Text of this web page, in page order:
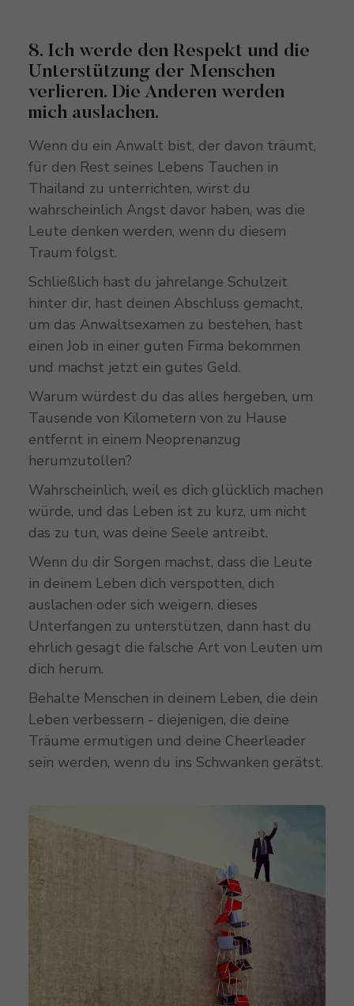
8. Ich werde den Respekt und die
Unterstützung der Menschen
verlieren. Die Anderen werden
mich auslachen.
Wenn du ein Anwalt bist, der davon träumt,
für den Rest seines Lebens Tauchen in
Thailand zu unterrichten, wirst du
wahrscheinlich Angst davor haben, was die
Leute denken werden, wenn du diesem
Traum folgst.
Schließlich hast du jahrelange Schulzeit
hinter dir, hast deinen Abschluss gemacht,
um das Anwaltsexamen zu bestehen, hast
einen Job in einer guten Firma bekommen
und machst jetzt ein gutes Geld.
Warum würdest du das alles hergeben, um
Tausende von Kilometern von zu Hause
entfernt in einem Neoprenanzug
herumzutollen?
Wahrscheinlich, weil es dich glücklich machen
würde, und das Leben ist zu kurz, um nicht
das zu tun, was deine Seele antreibt.
Wenn du dir Sorgen machst, dass die Leute
in deinem Leben dich verspotten, dich
auslachen oder sich weigern, dieses
Unterfangen zu unterstützen, dann hast du
ehrlich gesagt die falsche Art von Leuten um
dich herum.
Behalte Menschen in deinem Leben, die dein
Leben verbessern - diejenigen, die deine
Träume ermutigen und deine Cheerleader
sein werden, wenn du ins Schwanken gerätst.